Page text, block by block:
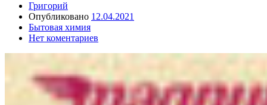
Григорий
Опубликовано 12.04.2021
Бытовая химия
Нет коментариев